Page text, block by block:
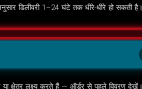
डिलीवरी 1–24 घंटे तक धीरे-धीरे हो सकती है।